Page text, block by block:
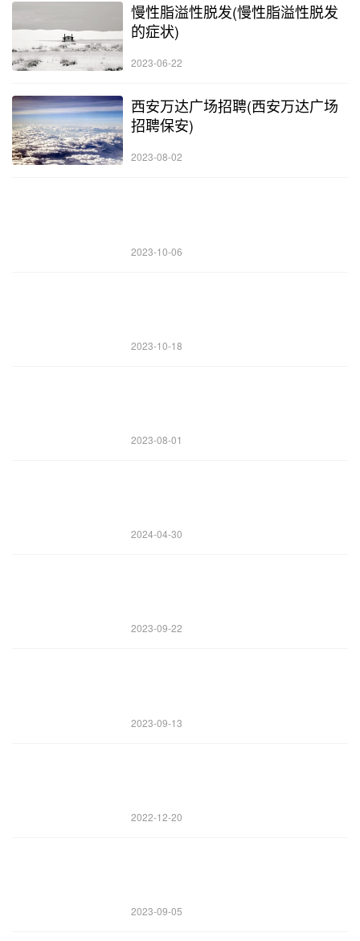
慢性脂溢性脱发(慢性脂溢性脱发
的症状)
2023-06-22
西安万达广场招聘(西安万达广场
招聘保安)
2023-08-02
2023-10-06
2023-10-18
2023-08-01
2024-04-30
2023-09-22
2023-09-13
2022-12-20
2023-09-05